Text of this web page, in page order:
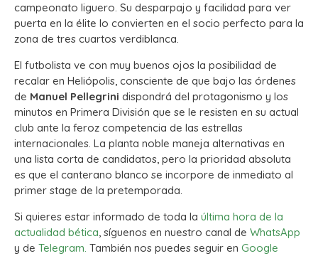
campeonato liguero. Su desparpajo y facilidad para ver
puerta en la élite lo convierten en el socio perfecto para la
zona de tres cuartos verdiblanca.
El futbolista ve con muy buenos ojos la posibilidad de
recalar en Heliópolis, consciente de que bajo las órdenes
de Manuel Pellegrini dispondrá del protagonismo y los
minutos en Primera División que se le resisten en su actual
club ante la feroz competencia de las estrellas
internacionales. La planta noble maneja alternativas en
una lista corta de candidatos, pero la prioridad absoluta
es que el canterano blanco se incorpore de inmediato al
primer stage de la pretemporada.
Si quieres estar informado de toda la última hora de la
actualidad bética, síguenos en nuestro canal de WhatsApp
y de Telegram. También nos puedes seguir en Google